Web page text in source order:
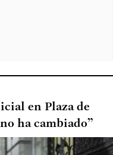
en Plaza de
ha cambiado”